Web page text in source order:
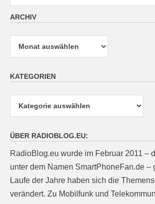
ARCHIV
Archiv
KATEGORIEN
ÜBER RADIOBLOG.EU:
RadioBlog.eu wurde im Februar 2011 –
unter dem Namen SmartPhoneFan.de –
Laufe der Jahre haben sich die
verändert. Zu Mobilfunk und